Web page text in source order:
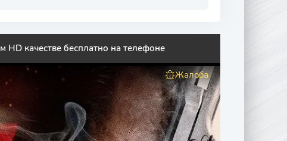
качестве бесплатно на телефоне
Жалоба